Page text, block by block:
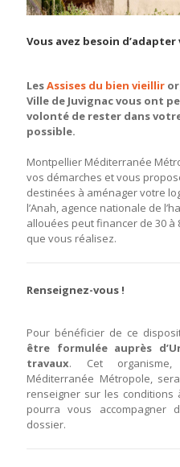
Vous avez besoin
LesAssises du bien vieillir
Ville de Juvignac vous ont
volonté de rester dans
possible.
Montpellier Méditerranée
vos démarches et vous
destinées à aménager votre
l’Anah, agence nationale de
allouées peut financer de 30 à
que vous réalisez.
Renseignez-vous !
Pour bénéficier de ce
être formulée auprès
travaux. Cet organisme,
Méditerranée Métropole,
renseigner sur les
pourra vous accompagner
dossier.